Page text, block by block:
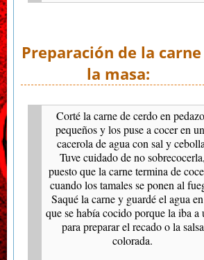
Preparación de la
la masa:
Corté la carne de cerdo en
pequeños y los puse a cocer en
cacerola de agua con sal y
Tuve cuidado de no sobrecocerla,
puesto que la carne termina de
cuando los tamales se ponen al
Saqué la carne y guardé el agua
que se había cocido porque la iba a
para preparar el recado o la salsa
colorada.